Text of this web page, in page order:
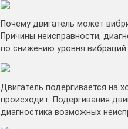
Почему двигатель может
Причины неисправности,
по снижению уровня
Двигатель подергивается на
происходит. Подергивания
диагностика возможных